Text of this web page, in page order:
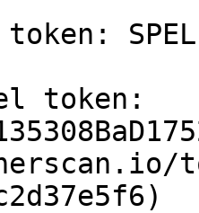
token: